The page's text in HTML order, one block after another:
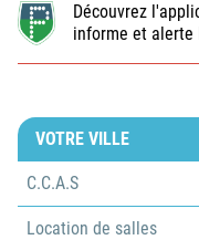
Découvrez
informe et alerte
VOTRE VILLE
C.C.A.S
Location de salles